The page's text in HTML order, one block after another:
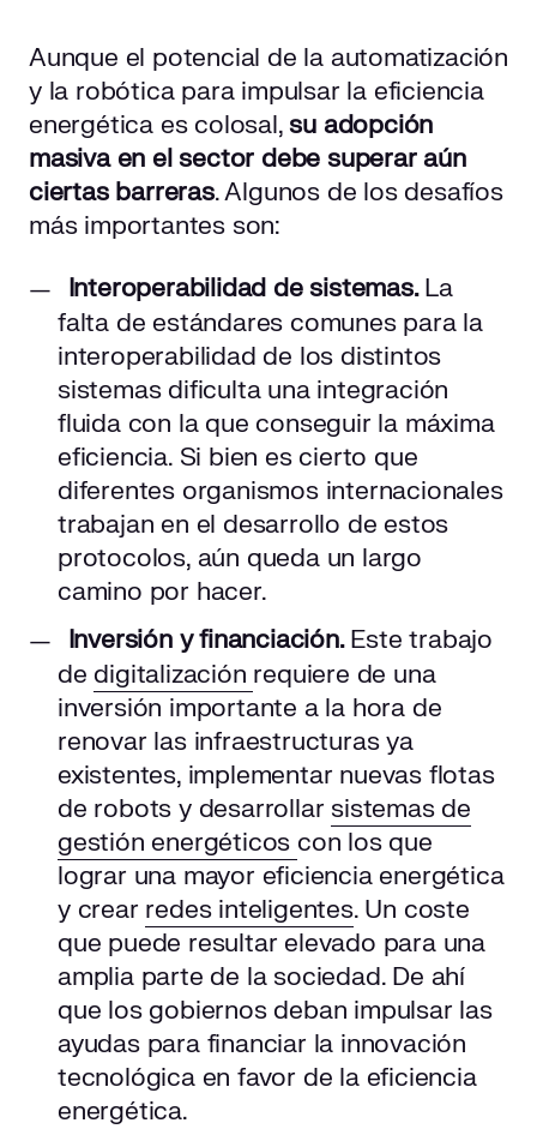
Aunque el potencial de la automatización
y la robótica para impulsar la eficiencia
energética es colosal,su adopción
masiva en el sector debe superar aún
ciertas barreras. Algunos de los desafíos
más importantes son:
Interoperabilidad de sistemas.La
falta de estándares comunes para la
interoperabilidad de los distintos
sistemas dificulta una integración
fluida con la que conseguir la máxima
eficiencia. Si bien es cierto que
diferentes organismos internacionales
trabajan en el desarrollo de estos
protocolos, aún queda un largo
camino por hacer.
Inversión y financiación.Este trabajo
de digitalización requiere de una
inversión importante a la hora de
renovar las infraestructuras ya
existentes, implementar nuevas flotas
de robots y desarrollar sistemas de
gestión energéticos con los que
lograr una mayor eficiencia energética
y crear redes inteligentes. Un coste
que puede resultar elevado para una
amplia parte de la sociedad. De ahí
que los gobiernos deban impulsar las
ayudas para financiar la innovación
tecnológica en favor de la eficiencia
energética.